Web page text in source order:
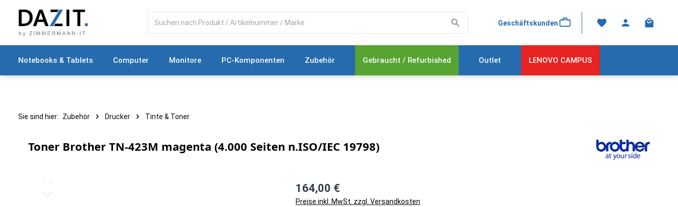
Zur Hauptnavigation springen
Geschäftskunden
Notebooks & Tablets Computer Monitore PC-Komponenten Zubehör Gebraucht / Refurbished Outlet LENOVO CAMPUS
Sie sind hier: Zubehör Drucker Tinte & Toner
Toner Brother TN-423M magenta (4.000 Seiten n.ISO/IEC 19798)
164,00 €
Preise inkl. MwSt. zzgl. Versandkosten